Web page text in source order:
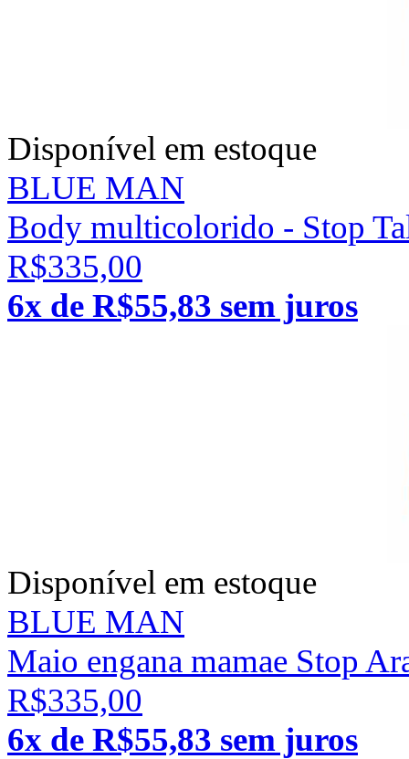
Disponível em estoque
BLUE MAN
Body multicolorido - Stop
R$335,00
6x de R$55,83 sem juros
Disponível em estoque
BLUE MAN
Maio engana mamae Stop
R$335,00
6x de R$55,83 sem juros